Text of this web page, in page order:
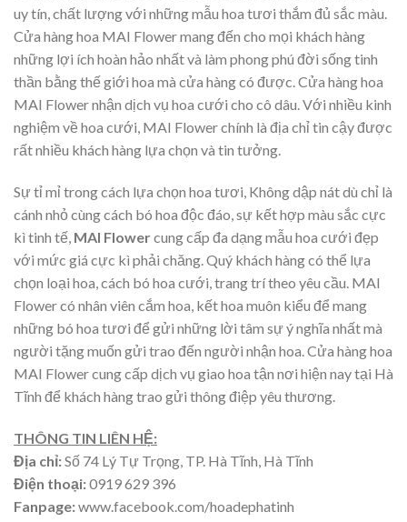
uy tín, chất lượng với những mẫu hoa tươi thắm đủ sắc màu.
Cửa hàng hoa MAI Flower mang đến cho mọi khách hàng
những lợi ích hoàn hảo nhất và làm phong phú đời sống tinh
thần bằng thế giới hoa mà cửa hàng có được. Cửa hàng hoa
MAI Flower nhận dịch vụ hoa cưới cho cô dâu. Với nhiều kinh
nghiệm về hoa cưới, MAI Flower chính là địa chỉ tin cậy được
rất nhiều khách hàng lựa chọn và tin tưởng.
Sự tỉ mỉ trong cách lựa chọn hoa tươi, Không dập nát dù chỉ là
cánh nhỏ cùng cách bó hoa độc đáo, sự kết hợp màu sắc cực
kì tinh tế, MAI Flowercung cấp đa dạng mẫu hoa cưới đẹp
với mức giá cực kì phải chăng. Quý khách hàng có thể lựa
chọn loại hoa, cách bó hoa cưới, trang trí theo yêu cầu. MAI
Flower có nhân viên cắm hoa, kết hoa muôn kiểu để mang
những bó hoa tươi để gửi những lời tâm sự ý nghĩa nhất mà
người tặng muốn gửi trao đến người nhận hoa. Cửa hàng hoa
MAI Flower cung cấp dịch vụ giao hoa tận nơi hiện nay tại Hà
Tĩnh để khách hàng trao gửi thông điệp yêu thương.
THÔNG TIN LIÊN HỆ:
Địa chỉ:Số 74 Lý Tự Trọng, TP. Hà Tĩnh, Hà Tĩnh
Điện thoại:0919 629 396
Fanpage:www.facebook.com/hoadephatinh